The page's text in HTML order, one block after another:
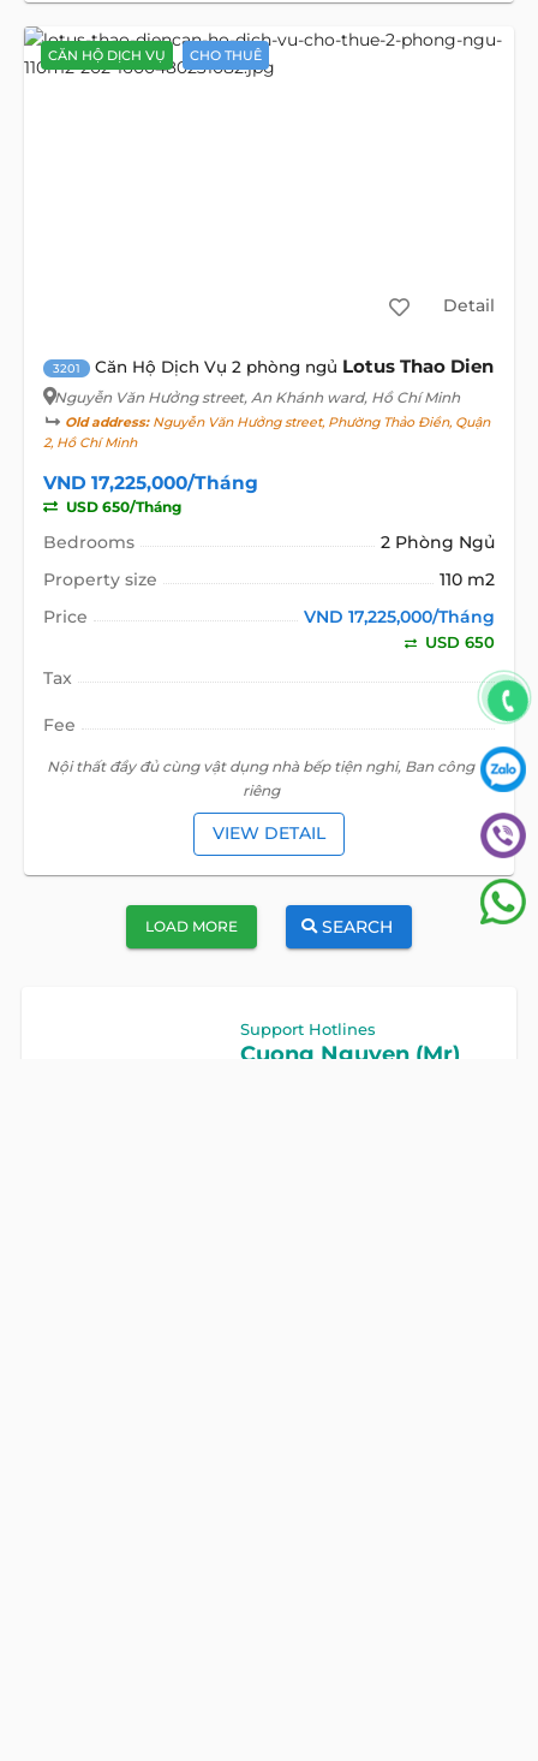
CĂN HỘ DỊCH VỤ CHO THUÊ
Detail
3201 Căn Hộ Dịch Vụ 2 phòng ngủ Lotus Thao Dien
Nguyễn Văn Hưởng street, An Khánh ward, Hồ Chí Minh
Old address:Nguyễn Văn Hưởng street, Phường Thảo Điền, Quận
2, Hồ Chí Minh
VND 17,225,000/Tháng
USD 650/Tháng
Bedrooms
2 Phòng Ngủ
Property size
110 m2
Price
VND 17,225,000/Tháng
USD 650
Tax
Fee
Nội thất đầy đủ cùng vật dụng nhà bếp tiện nghi, Ban công
riêng
VIEW DETAIL
LOAD MORE SEARCH
Support Hotlines
Cuong Nguyen (Mr)